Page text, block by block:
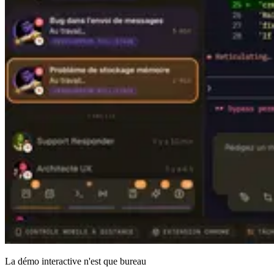
La démo interactive n'est que bureau